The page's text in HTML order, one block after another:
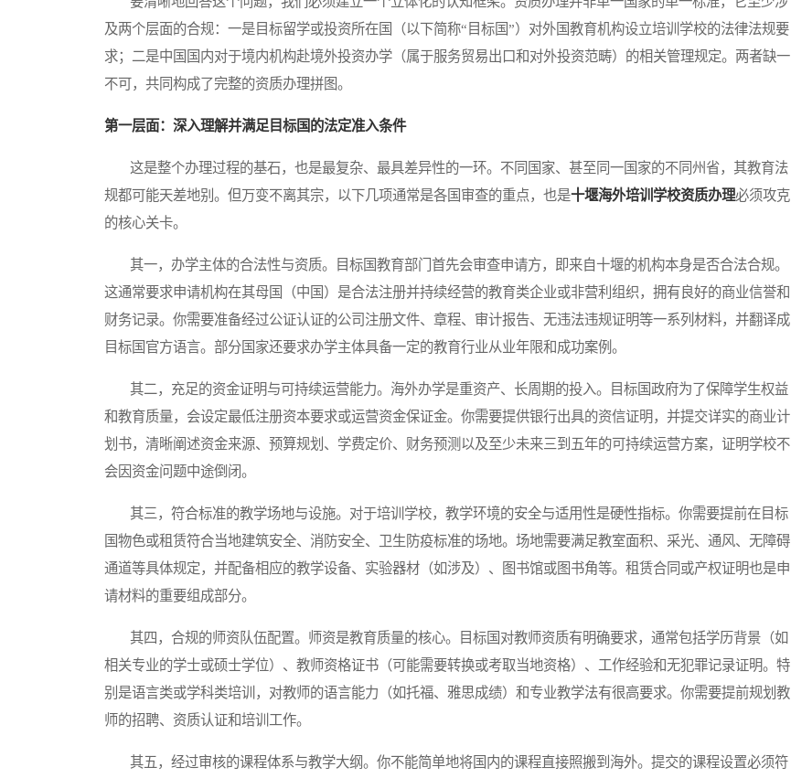
及两个层面的合规：一是目标留学或投资所在国（以下简称“目标国”）对外国教育机构设立培训学校的法律法规要
求；二是中国国内对于境内机构赴境外投资办学（属于服务贸易出口和对外投资范畴）的相关管理规定。两者缺一
不可，共同构成了完整的资质办理拼图。
第一层面：深入理解并满足目标国的法定准入条件
这是整个办理过程的基石，也是最复杂、最具差异性的一环。不同国家、甚至同一国家的不同州省，其教育法
规都可能天差地别。但万变不离其宗，以下几项通常是各国审查的重点，也是十堰海外培训学校资质办理必须攻克
的核心关卡。
其一，办学主体的合法性与资质。目标国教育部门首先会审查申请方，即来自十堰的机构本身是否合法合规。
这通常要求申请机构在其母国（中国）是合法注册并持续经营的教育类企业或非营利组织，拥有良好的商业信誉和
财务记录。你需要准备经过公证认证的公司注册文件、章程、审计报告、无违法违规证明等一系列材料，并翻译成
目标国官方语言。部分国家还要求办学主体具备一定的教育行业从业年限和成功案例。
其二，充足的资金证明与可持续运营能力。海外办学是重资产、长周期的投入。目标国政府为了保障学生权益
和教育质量，会设定最低注册资本要求或运营资金保证金。你需要提供银行出具的资信证明，并提交详实的商业计
划书，清晰阐述资金来源、预算规划、学费定价、财务预测以及至少未来三到五年的可持续运营方案，证明学校不
会因资金问题中途倒闭。
其三，符合标准的教学场地与设施。对于培训学校，教学环境的安全与适用性是硬性指标。你需要提前在目标
国物色或租赁符合当地建筑安全、消防安全、卫生防疫标准的场地。场地需要满足教室面积、采光、通风、无障碍
通道等具体规定，并配备相应的教学设备、实验器材（如涉及）、图书馆或图书角等。租赁合同或产权证明也是申
请材料的重要组成部分。
其四，合规的师资队伍配置。师资是教育质量的核心。目标国对教师资质有明确要求，通常包括学历背景（如
相关专业的学士或硕士学位）、教师资格证书（可能需要转换或考取当地资格）、工作经验和无犯罪记录证明。特
别是语言类或学科类培训，对教师的语言能力（如托福、雅思成绩）和专业教学法有很高要求。你需要提前规划教
师的招聘、资质认证和培训工作。
其五，经过审核的课程体系与教学大纲。你不能简单地将国内的课程直接照搬到海外。提交的课程设置必须符